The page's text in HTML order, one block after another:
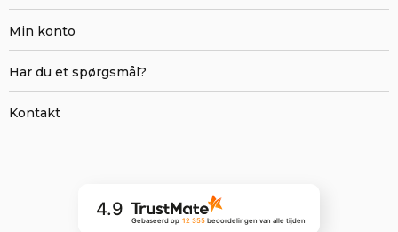
Min konto
Har du et spørgsmål?
Kontakt
4.9
Gebaseerd op 12 355 beoordelingenvan alle tijden